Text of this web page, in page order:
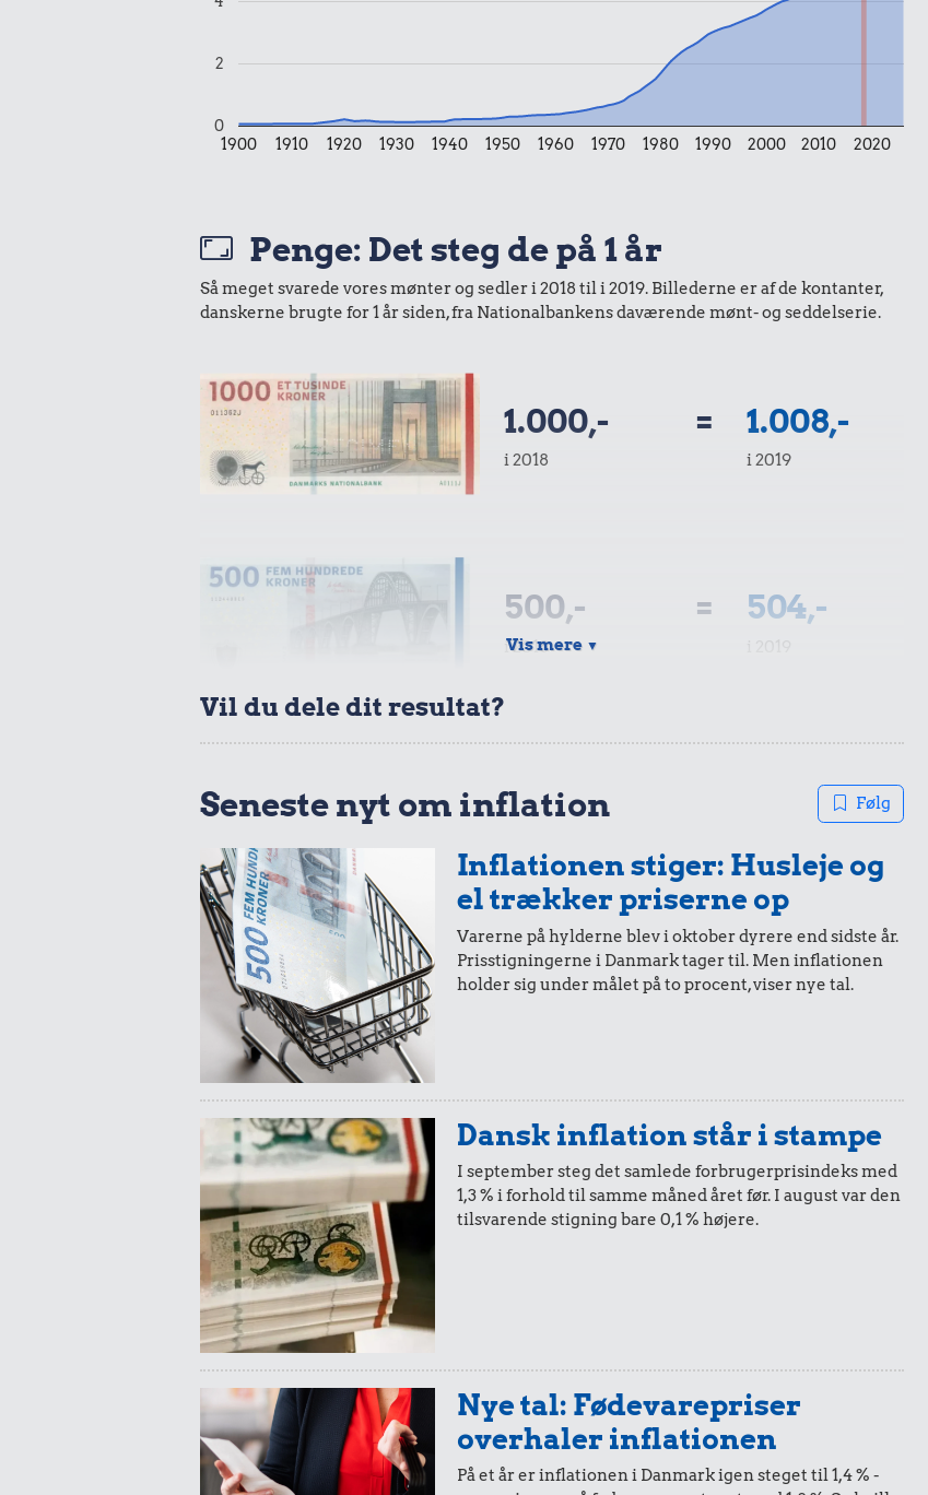
1900 1910 1920 1930 1940 1950 1960 1970 1980 1990 2000 2010 2020
0
2
Penge: Det steg de på 1 år
Så meget svarede vores mønter og sedler i 2018 til i 2019. Billederne er af de kontanter,
danskerne brugte for 1 år siden, fra Nationalbankens daværende mønt- og seddelserie.
1.000,-
i 2018
= 1.008,-
i 2019
500,-
i 2018
= 504,-
200,- 202,-
100,- = 101,-
50,-
i 2018
= 50,-
i 2019
i 2018 i 2019
Vis mere ▼
Vil du dele dit resultat?
Seneste nyt om inflation Følg
Inflationen stiger: Husleje og
el trækker priserne op
Varerne på hylderne blev i oktober dyrere end sidste år.
Prisstigningerne i Danmark tager til. Men inflationen
holder sig under målet på to procent, viser nye tal.
Dansk inflation står i stampe
I september steg det samlede forbrugerprisindeks med
1,3 % i forhold til samme måned året før. I august var den
tilsvarende stigning bare 0,1 % højere.
Nye tal: Fødevarepriser
overhaler inflationen
På et år er inflationen i Danmark igen steget til 1,4 % -